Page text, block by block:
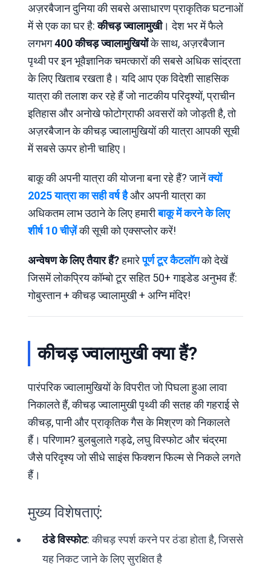
अज़रबैजान दुनिया की सबसे असाधारण प्राकृतिक घटनाओं
में से एक का घर है:कीचड़ ज्वालामुखी। देश भर में फैले
लगभग400 कीचड़ ज्वालामुखियोंके साथ, अज़रबैजान
पृथ्वी पर इन भूवैज्ञानिक चमत्कारों की सबसे अधिक सांद्रता
के लिए खिताब रखता है। यदि आप एक विदेशी साहसिक
यात्रा की तलाश कर रहे हैं जो नाटकीय परिदृश्यों, प्राचीन
इतिहास और अनोखे फोटोग्राफी अवसरों को जोड़ती है, तो
अज़रबैजान के कीचड़ ज्वालामुखियों की यात्रा आपकी सूची
में सबसे ऊपर होनी चाहिए।
बाकू की अपनी यात्रा की योजना बना रहे हैं? जानेंक्यों
2025 यात्रा का सही वर्ष हैऔर अपनी यात्रा का
अधिकतम लाभ उठाने के लिए हमारीबाकू में करने के लिए
शीर्ष 10 चीज़ेंकी सूची को एक्सप्लोर करें!
अन्वेषण के लिए तैयार हैं?हमारेपूर्ण टूर कैटलॉगको देखें
जिसमें लोकप्रिय कॉम्बो टूर सहित 50+ गाइडेड अनुभव हैं:
गोबुस्तान + कीचड़ ज्वालामुखी + अग्नि मंदिर!
कीचड़ ज्वालामुखी क्या हैं?
पारंपरिक ज्वालामुखियों के विपरीत जो पिघला हुआ लावा
निकालते हैं, कीचड़ ज्वालामुखी पृथ्वी की सतह की गहराई से
कीचड़, पानी और प्राकृतिक गैस के मिश्रण को निकालते
हैं। परिणाम? बुलबुलाते गड्ढे, लघु विस्फोट और चंद्रमा
जैसे परिदृश्य जो सीधे साइंस फिक्शन फिल्म से निकले लगते
हैं।
मुख्य विशेषताएं:
ठंडे विस्फोट: कीचड़ स्पर्श करने पर ठंडा होता है, जिससे
यह निकट जाने के लिए सुरक्षित है